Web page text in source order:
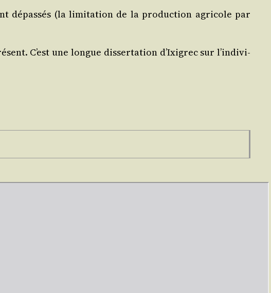
dépas­sés (la limi­ta­tion de la pro­duc­tion agri­cole par
C’est une longue dis­ser­ta­tion d’Ixi­grec sur l’in­di­vi­